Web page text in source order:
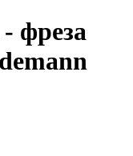
фреза